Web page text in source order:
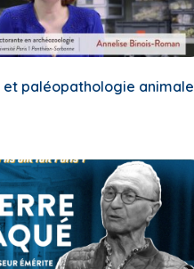
paléopathologie animale